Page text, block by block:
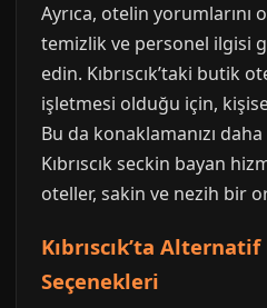
Ayrıca, otelin yorumlarını
temizlik ve personel ilgisi
edin. Kıbrıscık’taki butik
işletmesi olduğu için,
Bu da konaklamanızı daha
Kıbrıscık seckin bayan
oteller, sakin ve nezih bir
Kıbrıscık’ta
Seçenekleri